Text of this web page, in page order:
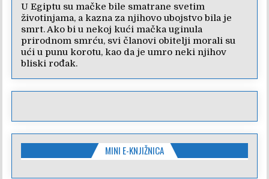
U Egiptu su mačke bile smatrane svetim
životinjama, a kazna za njihovo ubojstvo bila je
smrt. Ako bi u nekoj kući mačka uginula
prirodnom smrću, svi članovi obitelji morali su
ući u punu korotu, kao da je umro neki njihov
bliski rođak.
MINI E-KNJIŽNICA